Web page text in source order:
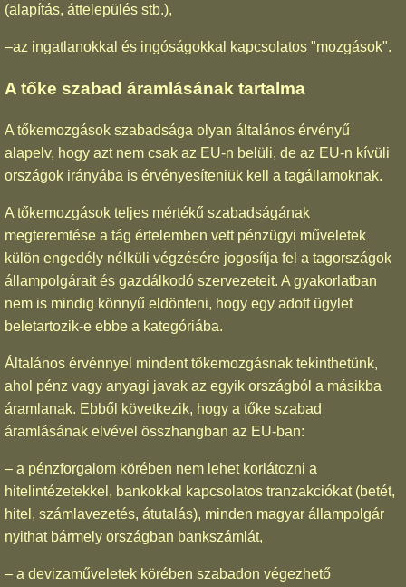
(alapítás, áttelepülés stb.),
–az ingatlanokkal és ingóságokkal kapcsolatos "mozgások".
A tőke szabad áramlásának tartalma
A tőkemozgások szabadsága olyan általános érvényű
alapelv, hogy azt nem csak az EU-n belüli, de az EU-n kívüli
országok irányába is érvényesíteniük kell a tagállamoknak.
A tőkemozgások teljes mértékű szabadságának
megteremtése a tág értelemben vett pénzügyi műveletek
külön engedély nélküli végzésére jogosítja fel a tagországok
állampolgárait és gazdálkodó szervezeteit. A gyakorlatban
nem is mindig könnyű eldönteni, hogy egy adott ügylet
beletartozik-e ebbe a kategóriába.
Általános érvénnyel mindent tőkemozgásnak tekinthetünk,
ahol pénz vagy anyagi javak az egyik országból a másikba
áramlanak. Ebből következik, hogy a tőke szabad
áramlásának elvével összhangban az EU-ban:
– a pénzforgalom körében nem lehet korlátozni a
hitelintézetekkel, bankokkal kapcsolatos tranzakciókat (betét,
hitel, számlavezetés, átutalás), minden magyar állampolgár
nyithat bármely országban bankszámlát,
– a devizaműveletek körében szabadon végezhető